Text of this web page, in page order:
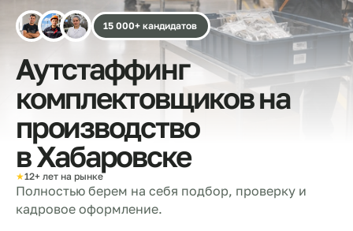
15 000+ кандидатов
Аутстаффинг
комплектовщиков на
производство
вХабаровске
★12+ лет на рынке
Полностью берем на себя подбор, проверку и
кадровое оформление.